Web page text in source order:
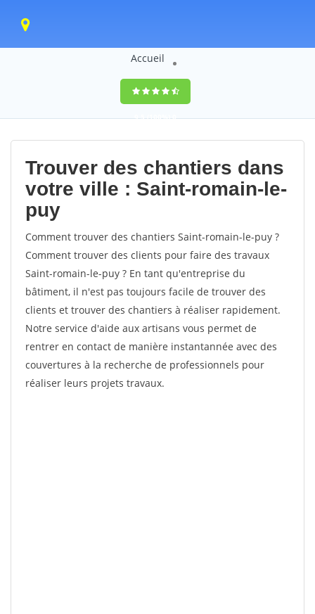
Accueil
9,5(100%)0
votes
Trouver des chantiers dans
votre ville : Saint-romain-le-
puy
Comment trouver des chantiers Saint-romain-le-puy ?
Comment trouver des clients pour faire des travaux
Saint-romain-le-puy ? En tant qu'entreprise du
bâtiment, il n'est pas toujours facile de trouver des
clients et trouver des chantiers à réaliser rapidement.
Notre service d'aide aux artisans vous permet de
rentrer en contact de manière instantannée avec des
couvertures à la recherche de professionnels pour
réaliser leurs projets travaux.